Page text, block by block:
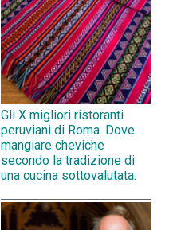
Gli X migliori ristoranti
peruviani di Roma. Dove
mangiare cheviche
secondo la tradizione di
una cucina sottovalutata.